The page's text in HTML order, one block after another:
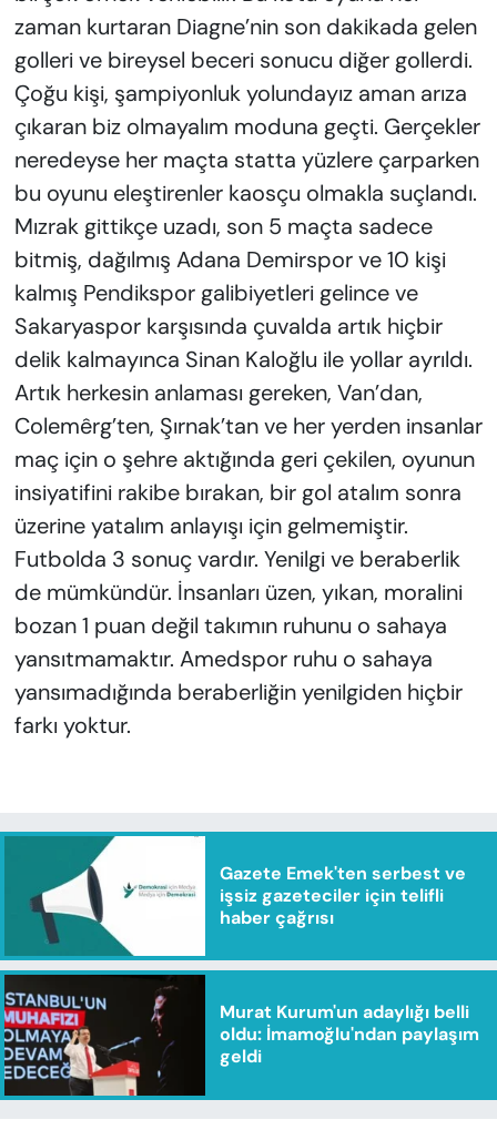
zaman kurtaran Diagne’nin son dakikada gelen
golleri ve bireysel beceri sonucu diğer gollerdi.
Çoğu kişi, şampiyonluk yolundayız aman arıza
çıkaran biz olmayalım moduna geçti. Gerçekler
neredeyse her maçta statta yüzlere çarparken
bu oyunu eleştirenler kaosçu olmakla suçlandı.
Mızrak gittikçe uzadı, son 5 maçta sadece
bitmiş, dağılmış Adana Demirspor ve 10 kişi
kalmış Pendikspor galibiyetleri gelince ve
Sakaryaspor karşısında çuvalda artık hiçbir
delik kalmayınca Sinan Kaloğlu ile yollar ayrıldı.
Artık herkesin anlaması gereken, Van’dan,
Colemêrg’ten, Şırnak’tan ve her yerden insanlar
maç için o şehre aktığında geri çekilen, oyunun
insiyatifini rakibe bırakan, bir gol atalım sonra
üzerine yatalım anlayışı için gelmemiştir.
Futbolda 3 sonuç vardır. Yenilgi ve beraberlik
de mümkündür. İnsanları üzen, yıkan, moralini
bozan 1 puan değil takımın ruhunu o sahaya
yansıtmamaktır. Amedspor ruhu o sahaya
yansımadığında beraberliğin yenilgiden hiçbir
farkı yoktur.
Gazete Emek'ten serbest ve
işsiz gazeteciler için telifli
haber çağrısı
Murat Kurum'un adaylığı belli
oldu: İmamoğlu'ndan paylaşım
geldi